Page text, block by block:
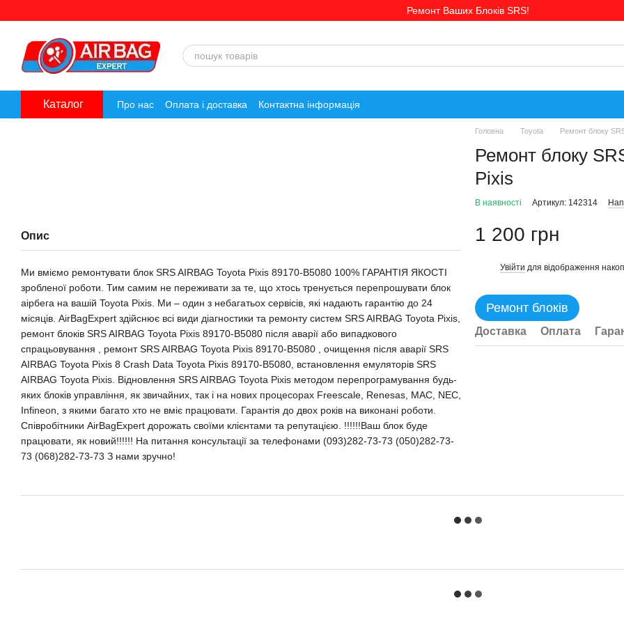
Ремонт Ваших Блоків SRS!
Каталог Про нас Оплата і доставка Контактна інформація
Опис
Ми вміємо ремонтувати блок SRS AIRBAG Toyota Pixis 89170-B5080 100% ГАРАНТІЯ ЯКОСТІ
зробленої роботи. Тим самим не переживати за те, що хтось тренується перепрошувати блок
аірбега на вашій Toyota Pixis. Ми – один з небагатьох сервісів, які надають гарантію до 24
місяців. AirBagExpert здійснює всі види діагностики та ремонту систем SRS AIRBAG Toyota Pixis,
ремонт блоків SRS AIRBAG Toyota Pixis 89170-B5080 після аварії або випадкового
спрацьовування , ремонт SRS AIRBAG Toyota Pixis 89170-B5080 , очищення після аварії SRS
AIRBAG Toyota Pixis 8 Crash Data Toyota Pixis 89170-B5080, встановлення емуляторів SRS
AIRBAG Toyota Pixis. Відновлення SRS AIRBAG Toyota Pixis методом перепрограмування будь-
яких блоків управління, як звичайних, так і на нових процесорах Freescale, Renesas, MAC, NEC,
Infineon, з якими багато хто не вміє працювати. Гарантія до двох років на виконані роботи.
Співробітники AirBagExpert дорожать своїми клієнтами та репутацією. !!!!!!Ваш блок буде
працювати, як новий!!!!!! На питання консультації за телефонами (093)282-73-73 (050)282-73-
73 (068)282-73-73 З нами зручно!
Головна Toyota Ремонт блоку
Ремонт блоку
Pixis
В наявності Артикул: 142314
1 200 грн
Увійти для відображення
Ремонт блоків
Доставка Оплата